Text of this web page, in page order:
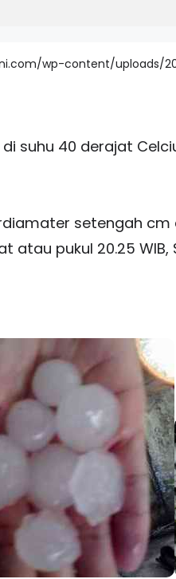
suhu 40 derajat
setengah
atau pukul 20.25 WIB,